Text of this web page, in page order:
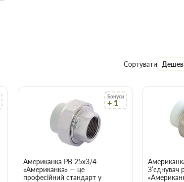
Сортувати
Бонуси
+ 1
Американка PВ 25х3/4
«Американка» — це
професійний стандарт у
З’єднувач